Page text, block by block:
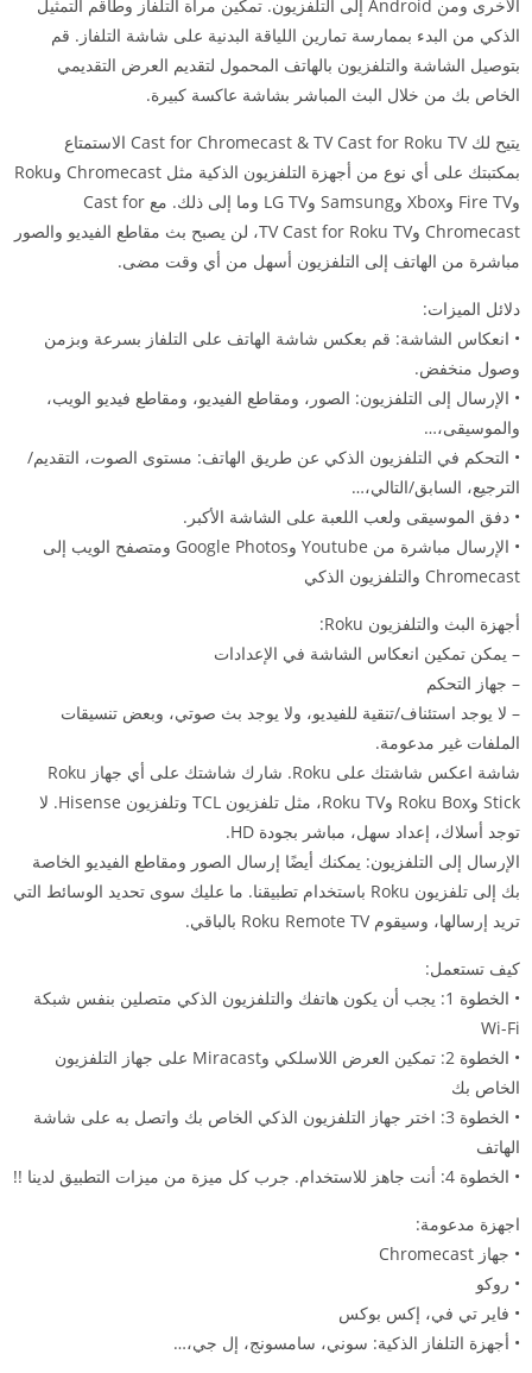
الأخرى ومن Android إلى التلفزيون. تمكين مرآة التلفاز وطاقم التمثيل
الذكي من البدء بممارسة تمارين اللياقة البدنية على شاشة التلفاز. قم
بتوصيل الشاشة والتلفزيون بالهاتف المحمول لتقديم العرض التقديمي
الخاص بك من خلال البث المباشر بشاشة عاكسة كبيرة.
يتيح لك Cast for Chromecast & TV Cast for Roku TV الاستمتاع
بمكتبتك على أي نوع من أجهزة التلفزيون الذكية مثل Chromecast وRoku
وFire TV وXbox وSamsung وLG TV وما إلى ذلك. مع Cast for
Chromecast وTV Cast for Roku TV، لن يصبح بث مقاطع الفيديو والصور
مباشرة من الهاتف إلى التلفزيون أسهل من أي وقت مضى.
دلائل الميزات:
• انعكاس الشاشة: قم بعكس شاشة الهاتف على التلفاز بسرعة وبزمن
وصول منخفض.
• الإرسال إلى التلفزيون: الصور، ومقاطع الفيديو، ومقاطع فيديو الويب،
والموسيقى،…
• التحكم في التلفزيون الذكي عن طريق الهاتف: مستوى الصوت، التقديم/
الترجيع، السابق/التالي،…
• دفق الموسيقى ولعب اللعبة على الشاشة الأكبر.
• الإرسال مباشرة من Youtube وGoogle Photos ومتصفح الويب إلى
Chromecast والتلفزيون الذكي
أجهزة البث والتلفزيون Roku:
– يمكن تمكين انعكاس الشاشة في الإعدادات
– جهاز التحكم
– لا يوجد استئناف/تنقية للفيديو، ولا يوجد بث صوتي، وبعض تنسيقات
الملفات غير مدعومة.
شاشة اعكس شاشتك على Roku. شارك شاشتك على أي جهاز Roku
Stick وRoku Box وRoku TV، مثل تلفزيون TCL وتلفزيون Hisense. لا
توجد أسلاك، إعداد سهل، مباشر بجودة HD.
الإرسال إلى التلفزيون: يمكنك أيضًا إرسال الصور ومقاطع الفيديو الخاصة
بك إلى تلفزيون Roku باستخدام تطبيقنا. ما عليك سوى تحديد الوسائط التي
تريد إرسالها، وسيقوم Roku Remote TV بالباقي.
كيف تستعمل:
• الخطوة 1: يجب أن يكون هاتفك والتلفزيون الذكي متصلين بنفس شبكة
Wi-Fi
• الخطوة 2: تمكين العرض اللاسلكي وMiracast على جهاز التلفزيون
الخاص بك
• الخطوة 3: اختر جهاز التلفزيون الذكي الخاص بك واتصل به على شاشة
الهاتف
• الخطوة 4: أنت جاهز للاستخدام. جرب كل ميزة من ميزات التطبيق لدينا !!
اجهزة مدعومة:
• جهاز Chromecast
• روكو
• فاير تي في، إكس بوكس
• أجهزة التلفاز الذكية: سوني، سامسونج، إل جي،…